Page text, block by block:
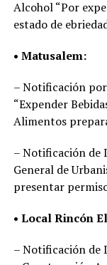
Alcohol “Por
estado de
• Matusalem:
– Notificación
“Expender
Alimentos
– Notificación de
General de
presentar
• Local Rincón
– Notificación de